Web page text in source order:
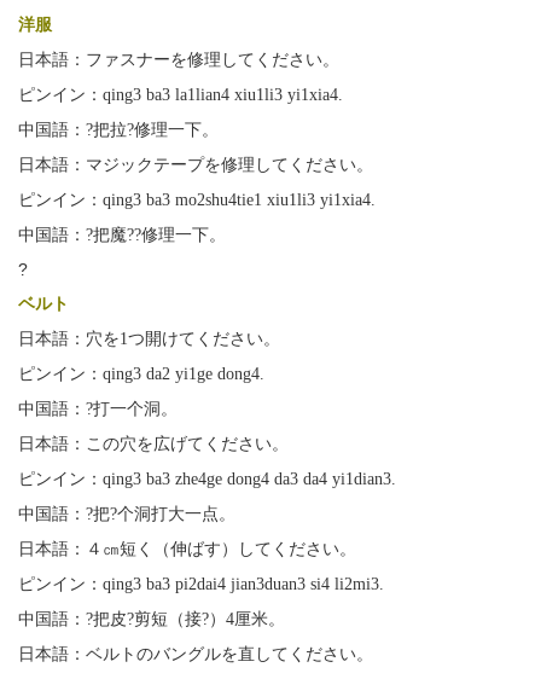
洋服
日本語：ファスナーを修理してください。
ピンイン：qing3 ba3 la1lian4 xiu1li3 yi1xia4.
中国語：?把拉?修理一下。
日本語：マジックテープを修理してください。
ピンイン：qing3 ba3 mo2shu4tie1 xiu1li3 yi1xia4.
中国語：?把魔??修理一下。
?
ベルト
日本語：穴を1つ開けてください。
ピンイン：qing3 da2 yi1ge dong4.
中国語：?打一个洞。
日本語：この穴を広げてください。
ピンイン：qing3 ba3 zhe4ge dong4 da3 da4 yi1dian3.
中国語：?把?个洞打大一点。
日本語：４㎝短く（伸ばす）してください。
ピンイン：qing3 ba3 pi2dai4 jian3duan3 si4 li2mi3.
中国語：?把皮?剪短（接?）4厘米。
日本語：ベルトのバングルを直してください。